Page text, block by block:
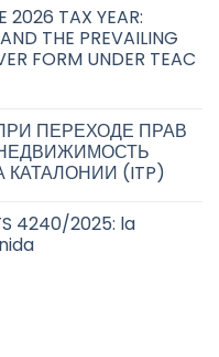
2026 TAX YEAR:
THE PREVAILING
FORM UNDER TEAC
ПЕРЕХОДЕ ПРАВ
(ITP)
4240/2025: la